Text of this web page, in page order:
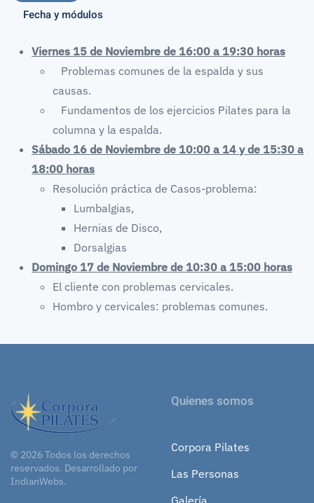
Fecha y módulos
Viernes 15 de Noviembre de 16:00 a 19:30 horas
Problemas comunes de la espalda y sus
causas.
Fundamentos de los ejercicios Pilates para la
columna y la espalda.
Sábado 16 de Noviembre de 10:00 a 14 y de 15:30 a
18:00 horas
Resolución práctica de Casos-problema:
Lumbalgias,
Hernias de Disco,
Dorsalgias
Domingo 17 de Noviembre de 10:30 a 15:00 horas
El cliente con problemas cervicales.
Hombro y cervicales: problemas comunes.
© 2026Todos los derechos
reservados. Desarrollado por
IndianWebs.
Quienes somos
Corpora Pilates
Las Personas
Galería